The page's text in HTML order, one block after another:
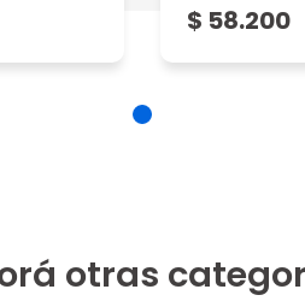
$ 58.200
otras